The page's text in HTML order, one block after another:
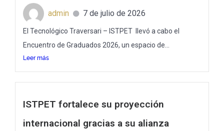
admin 7 de julio de 2026
El Tecnológico Traversari – ISTPET llevó a cabo el
Encuentro de Graduados 2026, un espacio de...
Leer más
ISTPET fortalece su proyección
internacional gracias a su alianza